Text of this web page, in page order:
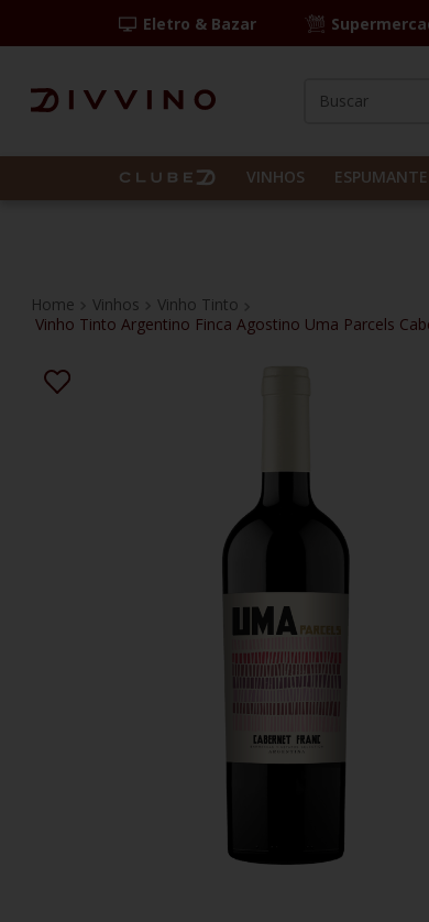
Eletro & Bazar
º las camelias
5º itália
10º
VINHOS
Vinhos
Vinho Tinto
Vinho Tinto Argentino Finca Agostino Uma Parcels